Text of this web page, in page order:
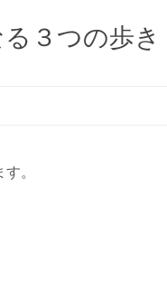
３つの歩き
。